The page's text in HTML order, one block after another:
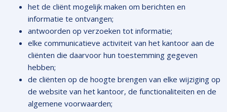
het de cliënt mogelijk maken om berichten en
informatie te ontvangen;
antwoorden op verzoeken tot informatie;
elke communicatieve activiteit van het kantoor aan de
cliënten die daarvoor hun toestemming gegeven
hebben;
de cliënten op de hoogte brengen van elke wijziging op
de website van het kantoor, de functionaliteiten en de
algemene voorwaarden;